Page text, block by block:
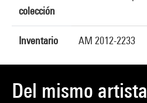
colección
Inventario AM 2012-2233
Del mismo artista